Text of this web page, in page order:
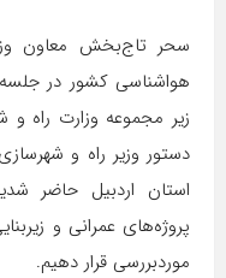
سحر تاج‌بخش معاون
هواشناسی کشور در
زیر مجموعه وزارت راه و
دستور وزیر راه و
استان اردبیل حاضر
پروژه‌های عمرانی و
موردبررسی قرار دهیم.